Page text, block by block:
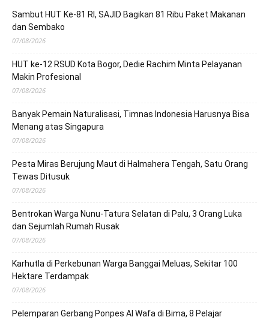
Sambut HUT Ke-81 RI, SAJID Bagikan 81 Ribu Paket Makanan
dan Sembako
07/08/2026
HUT ke-12 RSUD Kota Bogor, Dedie Rachim Minta Pelayanan
Makin Profesional
07/08/2026
Banyak Pemain Naturalisasi, Timnas Indonesia Harusnya Bisa
Menang atas Singapura
07/08/2026
Pesta Miras Berujung Maut di Halmahera Tengah, Satu Orang
Tewas Ditusuk
07/08/2026
Bentrokan Warga Nunu-Tatura Selatan di Palu, 3 Orang Luka
dan Sejumlah Rumah Rusak
07/08/2026
Karhutla di Perkebunan Warga Banggai Meluas, Sekitar 100
Hektare Terdampak
07/08/2026
Pelemparan Gerbang Ponpes Al Wafa di Bima, 8 Pelajar